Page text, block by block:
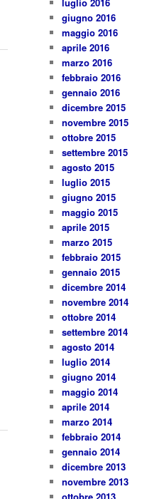
luglio 2016
giugno 2016
maggio 2016
aprile 2016
marzo 2016
febbraio 2016
gennaio 2016
dicembre 2015
novembre 2015
ottobre 2015
settembre 2015
agosto 2015
luglio 2015
giugno 2015
maggio 2015
aprile 2015
marzo 2015
febbraio 2015
gennaio 2015
dicembre 2014
novembre 2014
ottobre 2014
settembre 2014
agosto 2014
luglio 2014
giugno 2014
maggio 2014
aprile 2014
marzo 2014
febbraio 2014
gennaio 2014
dicembre 2013
novembre 2013